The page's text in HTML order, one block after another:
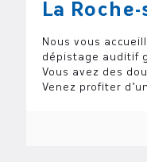
La Roche-
Nous vous
dépistage auditif
Vous avez des
Venez profiter